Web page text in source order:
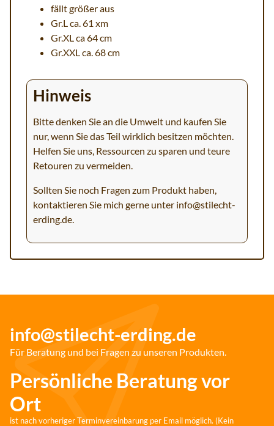
fällt größer aus
Gr.L ca. 61 xm
Gr.XL ca 64 cm
Gr.XXL ca. 68 cm
Hinweis
Bitte denken Sie an die Umwelt und kaufen Sie
nur, wenn Sie das Teil wirklich besitzen möchten.
Helfen Sie uns, Ressourcen zu sparen und teure
Retouren zu vermeiden.
Sollten Sie noch Fragen zum Produkt haben,
kontaktieren Sie mich gerne unter info@stilecht-
erding.de.
info@stilecht-erding.de
Für Beratung und bei Fragen zu unseren Produkten.
Persönliche Beratung vor
Ort
ist nach vorheriger Terminvereinbarung per Email möglich. (Kein